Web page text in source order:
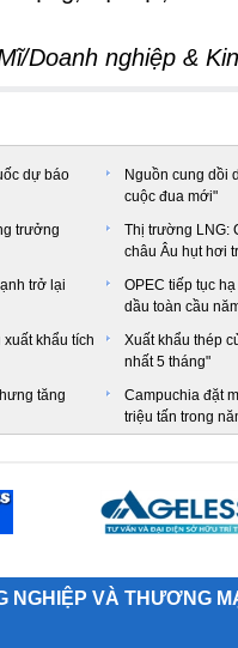
Doanh nghiệp &
dự báo
Nguồn cung dồi
cuộc đua mới"
trưởng
Thị trường LNG:
châu Âu hụt hơi
trở lại
OPEC tiếp tục
dầu toàn cầu
khẩu tích
Xuất khẩu thép
nhất 5 tháng"
tăng
Campuchia đặt
triệu tấn trong
NGHIỆP VÀ THƯƠNG